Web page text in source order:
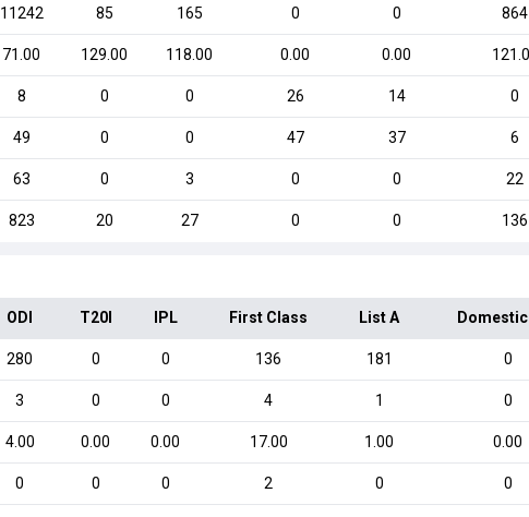
11242 85 165 0 0 864
71.00 129.00 118.00 0.00 0.00
8 0 0 26 14 0
49 0 0 47 37 6
63 0 3 0 0 22
823 20 27 0 0 136
ODI T20I IPL First Class List A
280 0 0 136 181 0
3 0 0 4 1 0
4.00 0.00 0.00 17.00 1.00 0.00
0 0 0 2 0 0